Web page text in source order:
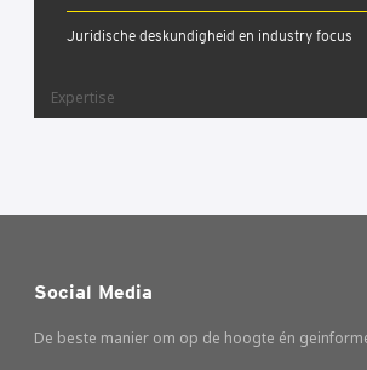
Juridische deskundigheid en industry focus
Expertise
Social Media
De beste manier om op de hoogte én